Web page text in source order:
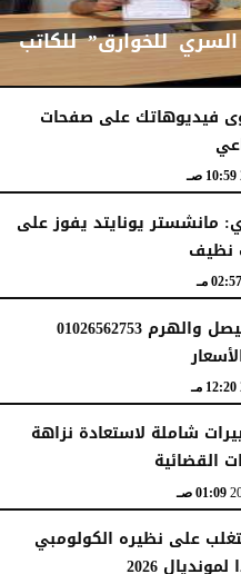
للخوارق” للكاتب
فيديوهاتك على صفحات
10:59 صـ
مانشستر يونايتد يفوز على
02:57 مـ
كراتين للبيع بفيصل والهرم 01026562753
12:20 مـ
شاملة لاستعادة نزاهة
القضائية
01:09 صـ
على نظيره الكولومبي
2026